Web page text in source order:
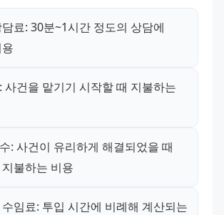
료: 30분~1시간 정도의 상담에
사건을 맡기기 시작할 때 지불하는
: 사건이 유리하게 해결되었을 때
불하는 비용
임료: 투입 시간에 비례해 계산되는